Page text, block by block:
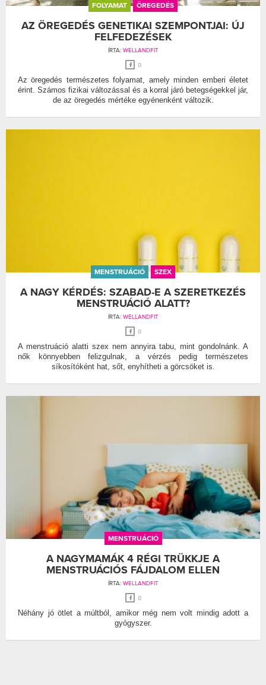
FOLYAMAT ÖREGEDÉS
AZ ÖREGEDÉS GENETIKAI SZEMPONTJAI: ÚJ
FELFEDEZÉSEK
ÍRTA: WELLANDFIT
0
Az öregedés természetes folyamat, amely minden emberi életet
érint. Számos fizikai változással és a korral járó betegségekkel jár,
de az öregedés mértéke egyénenként változik.
MENSTRUÁCIÓ SZEX
A NAGY KÉRDÉS: SZABAD-E A SZERETKEZÉS
MENSTRUÁCIÓ ALATT?
ÍRTA: WELLANDFIT
0
A menstruáció alatti szex nem annyira tabu, mint gondolnánk. A
nők könnyebben felizgulnak, a vérzés pedig természetes
síkosítóként hat, sőt, enyhítheti a görcsöket is.
MENSTRUÁCIÓ
A NAGYMAMÁK 4 RÉGI TRÜKKJE A
MENSTRUÁCIÓS FÁJDALOM ELLEN
ÍRTA: WELLANDFIT
0
Néhány jó ötlet a múltból, amikor még nem volt mindig adott a
gyógyszer.